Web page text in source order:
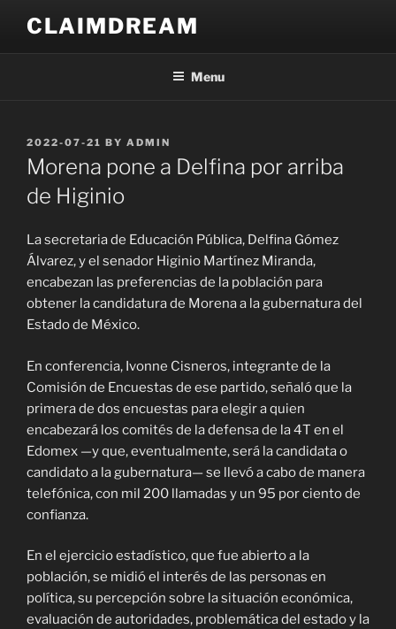
content
CLAIMDREAM
Menu
POSTED
ON
2022-07-21 BY ADMIN
Morena pone a Delfina por arriba
de Higinio
La secretaria de Educación Pública, Delfina Gómez
Álvarez, y el senador Higinio Martínez Miranda,
encabezan las preferencias de la población para
obtener la candidatura de Morena a la gubernatura del
Estado de México.
En conferencia, Ivonne Cisneros, integrante de la
Comisión de Encuestas de ese partido, señaló que la
primera de dos encuestas para elegir a quien
encabezará los comités de la defensa de la 4T en el
Edomex —y que, eventualmente, será la candidata o
candidato a la gubernatura— se llevó a cabo de manera
telefónica, con mil 200 llamadas y un 95 por ciento de
confianza.
En el ejercicio estadístico, que fue abierto a la
población, se midió el interés de las personas en
política, su percepción sobre la situación económica,
evaluación de autoridades, problemática del estado y la